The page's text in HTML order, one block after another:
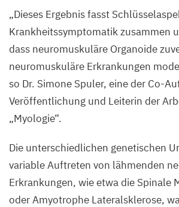
„Dieses Ergebnis fasst
Krankheitssymptomatik zusammen
dass neuromuskuläre Organoide
neuromuskuläre Erkrankungen
so Dr. Simone Spuler, eine der Co-
Veröffentlichung und Leiterin der
„Myologie“.
Die unterschiedlichen genetischen
variable Auftreten von lähmenden
Erkrankungen, wie etwa die Spinale
oder Amyotrophe Lateralsklerose,